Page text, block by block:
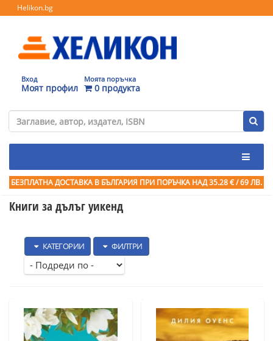
Helikon.bg
Вход
Моят профил
Моята поръчка
0 продукта
БЕЗПЛАТНА ДОСТАВКА В БЪЛГАРИЯ ПРИ ПОРЪЧКА НАД 35.28 € / 69 ЛВ.
Книги за дълъг уикенд
КАТЕГОРИИ ФИЛТРИ